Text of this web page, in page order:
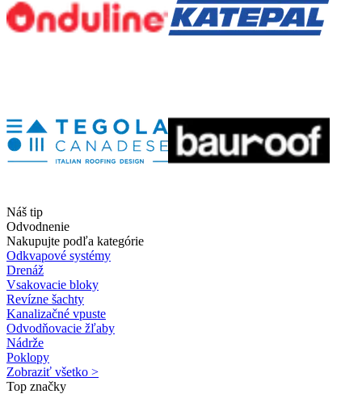
Náš tip
Odvodnenie
Nakupujte podľa kategórie
Odkvapové systémy
Drenáž
Vsakovacie bloky
Revízne šachty
Kanalizačné vpuste
Odvodňovacie žľaby
Nádrže
Poklopy
Zobraziť všetko >
Top značky